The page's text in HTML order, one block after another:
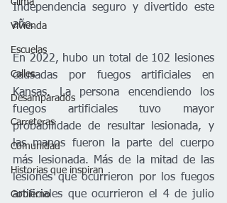
Clima
Vivienda
Escuelas
Calles
Desamparados
Carreteras
Comunidad
Historias que inspiran
Gobierno
Independencia seguro y divertido este
año.
En 2022, hubo un total de 102 lesiones
causadas por fuegos artificiales en
Kansas. La persona encendiendo los
fuegos artificiales tuvo mayor
probabilidade de resultar lesionada, y
las manos fueron la parte del cuerpo
más lesionada. Más de la mitad de las
lesiones que ocurrieron por los fuegos
artificiales que ocurrieron el 4 de julio